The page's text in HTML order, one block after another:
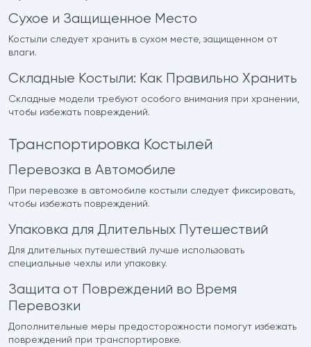
Сухое и Защищенное Место
Костыли следует хранить в сухом месте, защищенном от
влаги.
Складные Костыли: Как Правильно Хранить
Складные модели требуют особого внимания при хранении,
чтобы избежать повреждений.
Транспортировка Костылей
Перевозка в Автомобиле
При перевозке в автомобиле костыли следует фиксировать,
чтобы избежать повреждений.
Упаковка для Длительных Путешествий
Для длительных путешествий лучше использовать
специальные чехлы или упаковку.
Защита от Повреждений во Время
Перевозки
Дополнительные меры предосторожности помогут избежать
повреждений при транспортировке.